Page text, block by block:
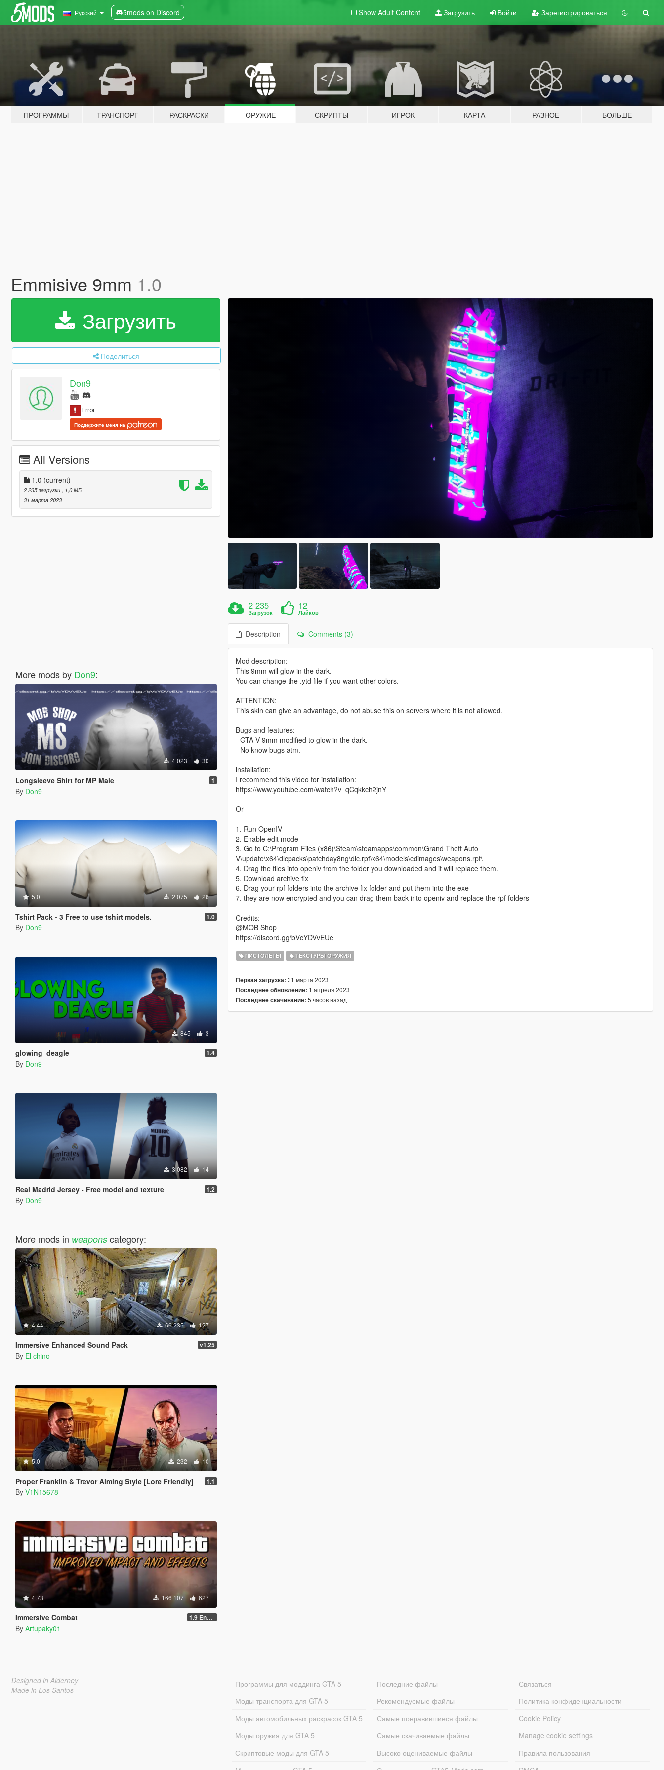
Русский 5mods on Discord Show Adult Content Загрузить Войти Зарегистрироваться
ПРОГРАММЫ ТРАНСПОРТ РАСКРАСКИ ОРУЖИЕ СКРИПТЫ ИГРОК КАРТА РАЗНОЕ БОЛЬШЕ
Emmisive 9mm 1.0
Загрузить
Поделиться
Don9
Поддержите меня на
All Versions
1.0 (current)
2 235 загрузки
, 1,0 МБ
31 марта 2023
More mods by Don9:
4 023 30
Longsleeve Shirt for MP Male 1
By Don9
5.0 2 075 26
Tshirt Pack - 3 Free to use tshirt models. 1.0
By Don9
845 3
glowing_deagle 1.4
By Don9
3 082 14
Real Madrid Jersey - Free model and texture 1.2
By Don9
More mods in weaponscategory:
4.44 66 235 127
Immersive Enhanced Sound Pack v1.25
By El chino
5.0 232 10
Proper Franklin & Trevor Aiming Style [Lore Friendly] 1.1
By V1N15678
4.73 166 107 627
Immersive Combat 1.9 Enchanced
By Artupaky01
2 235
Загрузок
12
Лайков
Description Comments (3)
Mod description:
This 9mm will glow in the dark.
You can change the .ytd file if you want other colors.
ATTENTION:
This skin can give an advantage, do not abuse this on servers where it is not allowed.
Bugs and features:
- GTA V 9mm modified to glow in the dark.
- No know bugs atm.
installation:
I recommend this video for installation:
https://www.youtube.com/watch?v=qCqkkch2jnY
Or
1. Run OpenIV
2. Enable edit mode
3. Go to C:\Program Files (x86)\Steam\steamapps\common\Grand Theft Auto
V\update\x64\dlcpacks\patchday8ng\dlc.rpf\x64\models\cdimages\weapons.rpf\
4. Drag the files into openiv from the folder you downloaded and it will replace them.
5. Download archive fix
6. Drag your rpf folders into the archive fix folder and put them into the exe
7. they are now encrypted and you can drag them back into openiv and replace the rpf folders
Credits:
@MOB Shop
https://discord.gg/bVcYDVvEUe
ПИСТОЛЕТЫ ТЕКСТУРЫ ОРУЖИЯ
Первая загрузка: 31 марта 2023
Последнее обновление: 1 апреля 2023
Последнее скачивание: 5 часов назад
Designed in Alderney
Made in Los Santos
Программы для моддинга GTA 5
Моды транспорта для GTA 5
Моды автомобильных раскрасок GTA 5
Моды оружия для GTA 5
Скриптовые моды для GTA 5
Последние файлы
Рекомендуемые файлы
Самые понравившиеся файлы
Самые скачиваемые файлы
Высоко оцениваемые файлы
Связаться
Политика конфиденциальности
Cookie Policy
Manage cookie settings
Правила пользования